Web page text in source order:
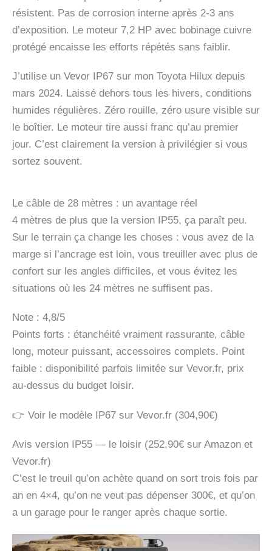
résistent. Pas de corrosion interne après 2-3 ans
d’exposition. Le moteur 7,2 HP avec bobinage cuivre
protégé encaisse les efforts répétés sans faiblir.
J’utilise un Vevor IP67 sur mon Toyota Hilux depuis
mars 2024. Laissé dehors tous les hivers, conditions
humides régulières. Zéro rouille, zéro usure visible sur
le boîtier. Le moteur tire aussi franc qu’au premier
jour. C’est clairement la version à privilégier si vous
sortez souvent.
Le câble de 28 mètres : un avantage réel
4 mètres de plus que la version IP55, ça paraît peu.
Sur le terrain ça change les choses : vous avez de la
marge si l’ancrage est loin, vous treuiller avec plus de
confort sur les angles difficiles, et vous évitez les
situations où les 24 mètres ne suffisent pas.
Note : 4,8/5
Points forts : étanchéité vraiment rassurante, câble
long, moteur puissant, accessoires complets. Point
faible : disponibilité parfois limitée sur Vevor.fr, prix
au-dessus du budget loisir.
👉 Voir le modèle IP67 sur Vevor.fr (304,90€)
Avis version IP55 — le loisir (252,90€ sur Amazon et
Vevor.fr)
C’est le treuil qu’on achète quand on sort trois fois par
an en 4×4, qu’on ne veut pas dépenser 300€, et qu’on
a un garage pour le ranger après chaque sortie.